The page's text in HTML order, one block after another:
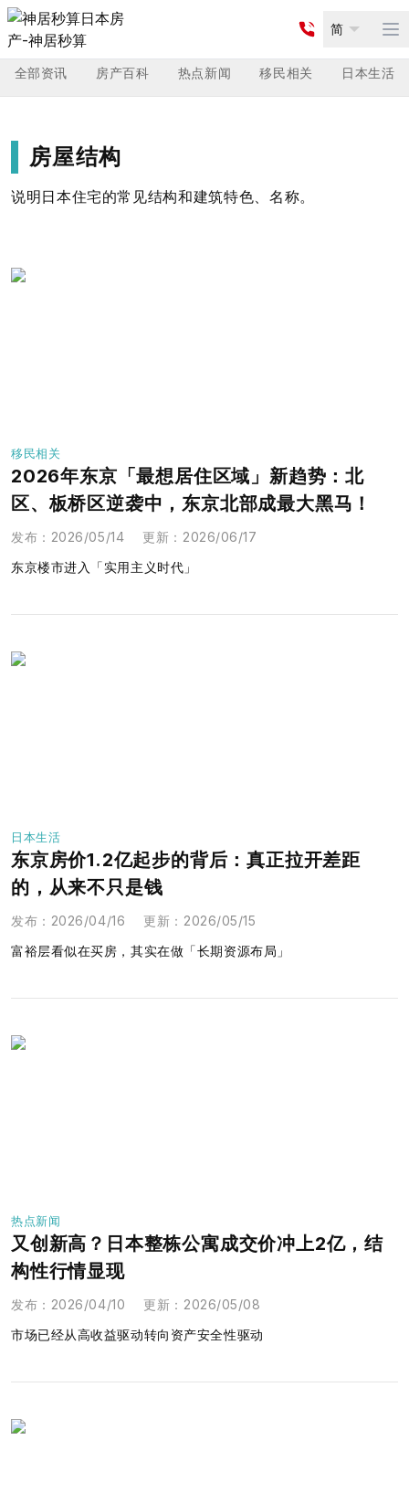
简
全部资讯 房产百科 热点新闻 移民相关 日本生活
房屋结构
说明日本住宅的常见结构和建筑特色、名称。
移民相关
2026年东京「最想居住区域」新趋势：北
区、板桥区逆袭中，东京北部成最大黑马！
发布 ： 2026/05/14 更新 ： 2026/06/17
东京楼市进入「实用主义时代」
日本生活
东京房价1.2亿起步的背后：真正拉开差距
的，从来不只是钱
发布 ： 2026/04/16 更新 ： 2026/05/15
富裕层看似在买房，其实在做「长期资源布局」
热点新闻
又创新高？日本整栋公寓成交价冲上2亿，结
构性行情显现
发布 ： 2026/04/10 更新 ： 2026/05/08
市场已经从高收益驱动转向资产安全性驱动